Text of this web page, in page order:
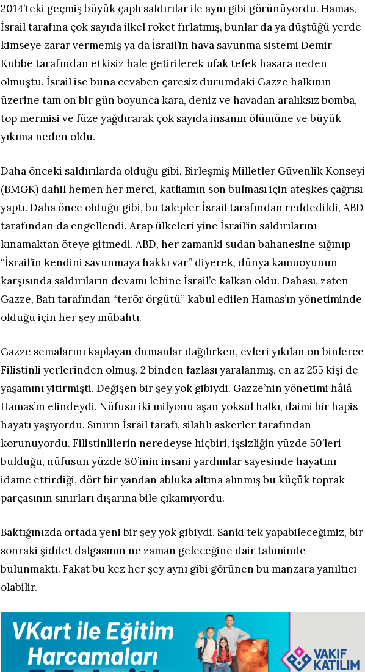
2014’teki geçmiş büyük çaplı saldırılar ile aynı gibi görünüyordu. Hamas,
İsrail tarafına çok sayıda ilkel roket fırlatmış, bunlar da ya düştüğü yerde
kimseye zarar vermemiş ya da İsrail’in hava savunma sistemi Demir
Kubbe tarafından etkisiz hale getirilerek ufak tefek hasara neden
olmuştu. İsrail ise buna cevaben çaresiz durumdaki Gazze halkının
üzerine tam on bir gün boyunca kara, deniz ve havadan aralıksız bomba,
top mermisi ve füze yağdırarak çok sayıda insanın ölümüne ve büyük
yıkıma neden oldu.
Daha önceki saldırılarda olduğu gibi, Birleşmiş Milletler Güvenlik Konseyi
(BMGK) dahil hemen her merci, katliamın son bulması için ateşkes çağrısı
yaptı. Daha önce olduğu gibi, bu talepler İsrail tarafından reddedildi, ABD
tarafından da engellendi. Arap ülkeleri yine İsrail’in saldırılarını
kınamaktan öteye gitmedi. ABD, her zamanki sudan bahanesine sığınıp
“İsrail’in kendini savunmaya hakkı var” diyerek, dünya kamuoyunun
karşısında saldırıların devamı lehine İsrail’e kalkan oldu. Dahası, zaten
Gazze, Batı tarafından “terör örgütü” kabul edilen Hamas’ın yönetiminde
olduğu için her şey mübahtı.
Gazze semalarını kaplayan dumanlar dağılırken, evleri yıkılan on binlerce
Filistinli yerlerinden olmuş, 2 binden fazlası yaralanmış, en az 255 kişi de
yaşamını yitirmişti. Değişen bir şey yok gibiydi. Gazze’nin yönetimi hâlâ
Hamas’ın elindeydi. Nüfusu iki milyonu aşan yoksul halkı, daimi bir hapis
hayatı yaşıyordu. Sınırın İsrail tarafı, silahlı askerler tarafından
korunuyordu. Filistinlilerin neredeyse hiçbiri, işsizliğin yüzde 50’leri
bulduğu, nüfusun yüzde 80’inin insani yardımlar sayesinde hayatını
idame ettirdiği, dört bir yandan abluka altına alınmış bu küçük toprak
parçasının sınırları dışarına bile çıkamıyordu.
Baktığınızda ortada yeni bir şey yok gibiydi. Sanki tek yapabileceğimiz, bir
sonraki şiddet dalgasının ne zaman geleceğine dair tahminde
bulunmaktı. Fakat bu kez her şey aynı gibi görünen bu manzara yanıltıcı
olabilir.